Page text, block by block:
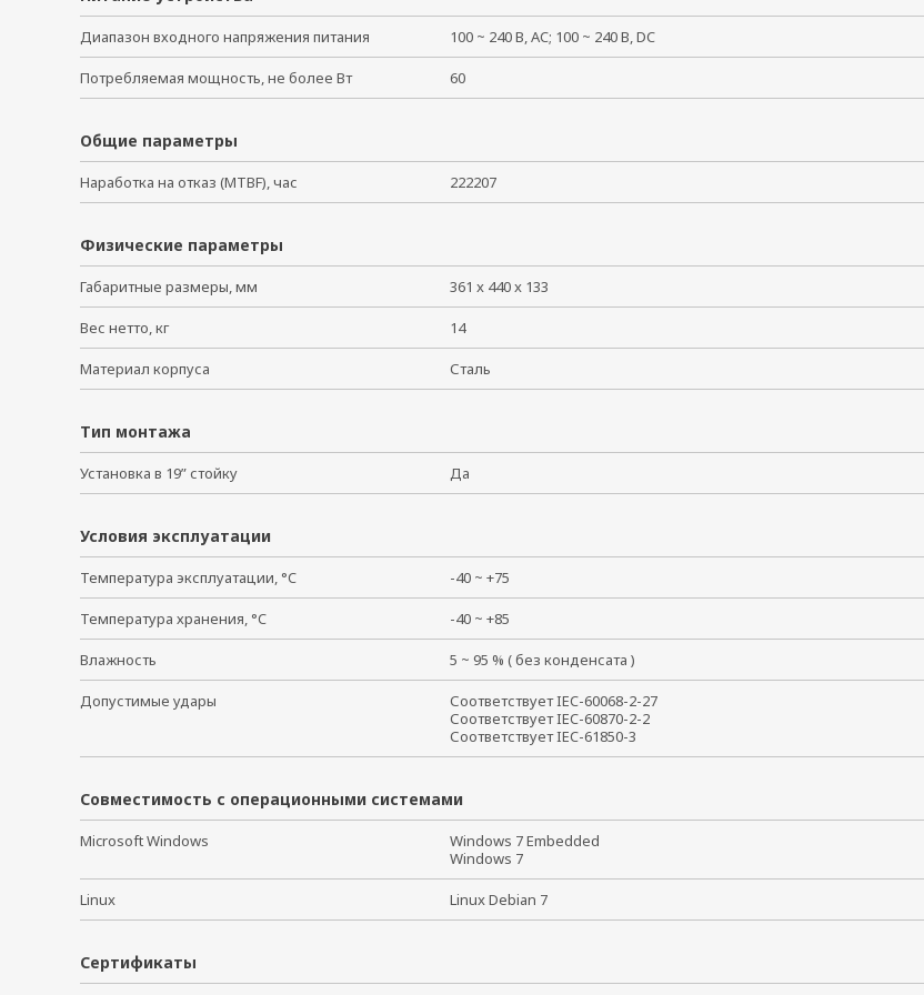
Диапазон входного напряжения питания 100 ~ 240 В, AC; 100 ~ 240 В, DC
Потребляемая мощность, не более Вт 60
Общие параметры
Наработка на отказ (MTBF), час 222207
Физические параметры
Габаритные размеры, мм 361 x 440 x 133
Вес нетто, кг 14
Материал корпуса Сталь
Тип монтажа
Установка в 19” стойку Да
Условия эксплуатации
Температура эксплуатации, °C -40 ~ +75
Температура хранения, °C -40 ~ +85
Влажность 5 ~ 95 % ( без конденсата )
Допустимые удары
Соответствует IEC-60068-2-27
Соответствует IEC-60870-2-2
Соответствует IEC-61850-3
Совместимость с операционными системами
Microsoft Windows
Windows 7 Embedded
Windows 7
Linux Linux Debian 7
Сертификаты